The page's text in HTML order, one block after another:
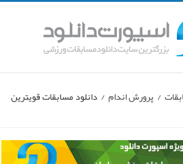
/ پرورش اندام / دانلود مسابقات قویترین